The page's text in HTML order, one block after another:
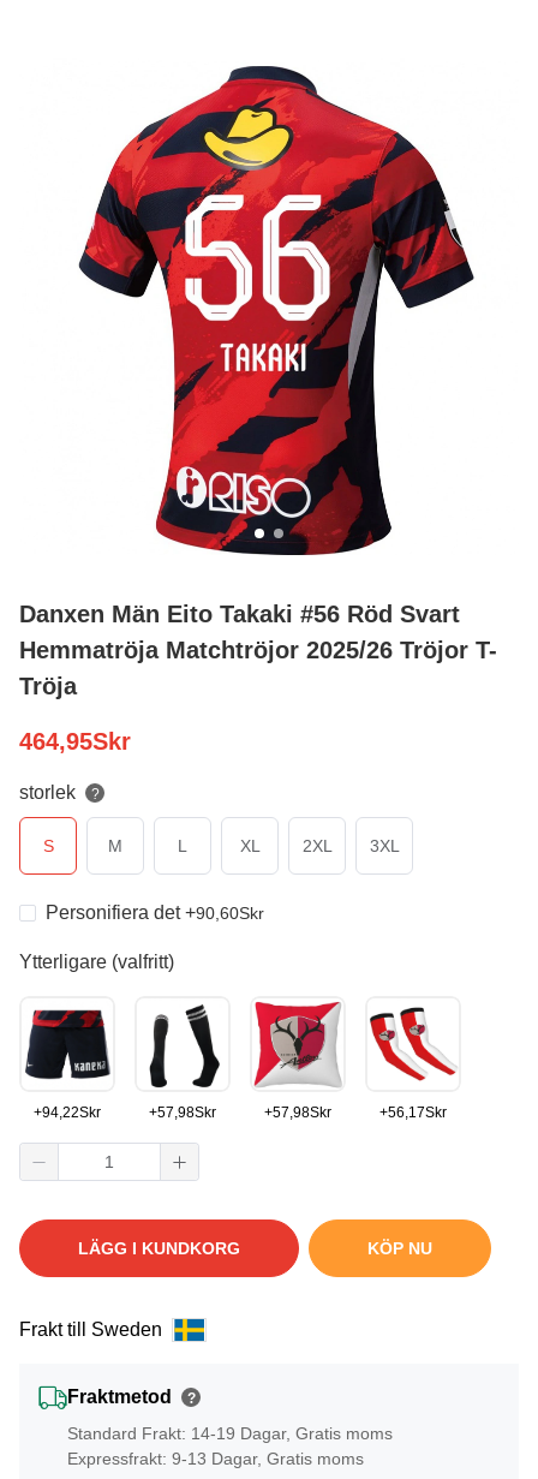
Danxen Män Eito Takaki #56 Röd Svart
Hemmatröja Matchtröjor 2025/26 Tröjor T-
Tröja
464,95Skr
storlek ?
S M L XL 2XL 3XL
Personifiera det+90,60Skr
Ytterligare (valfritt)
+94,22Skr +57,98Skr +57,98Skr +56,17Skr
LÄGG I KUNDKORG KÖP NU
Frakt till Sweden
Fraktmetod ?
Standard Frakt: 14-19 Dagar, Gratis moms
Expressfrakt: 9-13 Dagar, Gratis moms